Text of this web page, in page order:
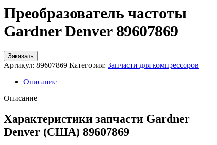
Преобразователь частоты
Gardner Denver 89607869
Заказать
Артикул: 89607869 Категория: Запчасти для компрессоров
Описание
Описание
Характеристики запчасти Gardner
Denver (США) 89607869